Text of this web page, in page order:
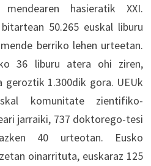
hasieratik XXI.
50.265 euskal liburu
berriko lehen urteetan.
36 liburu atera ohi ziren,
1.300dik gora. UEUk
komunitate zientifiko-
jarraiki, 737 doktorego-tesi
40 urteotan. Eusko
oinarrituta, euskaraz 125